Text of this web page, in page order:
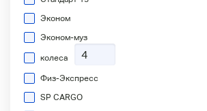
Эконом
Эконом-муз
колеса
Физ-Экспресс
SP CARGO